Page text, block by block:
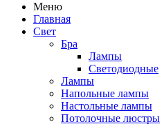
Меню
Главная
Свет
Бра
Лампы
Светодиодные
Лампы
Напольные лампы
Настольные лампы
Потолочные люстры